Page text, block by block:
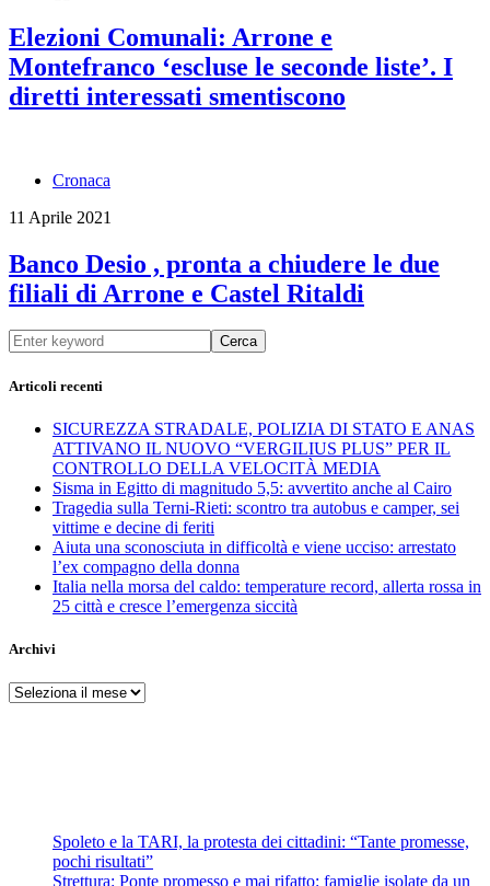
Elezioni Comunali: Arrone e
Montefranco ‘escluse le seconde liste’. I
diretti interessati smentiscono
Cronaca
11 Aprile 2021
Banco Desio , pronta a chiudere le due
filiali di Arrone e Castel Ritaldi
Cerca
Articoli recenti
SICUREZZA STRADALE, POLIZIA DI STATO E ANAS
ATTIVANO IL NUOVO “VERGILIUS PLUS” PER IL
CONTROLLO DELLA VELOCITÀ MEDIA
Sisma in Egitto di magnitudo 5,5: avvertito anche al Cairo
Tragedia sulla Terni-Rieti: scontro tra autobus e camper, sei
vittime e decine di feriti
Aiuta una sconosciuta in difficoltà e viene ucciso: arrestato
l’ex compagno della donna
Italia nella morsa del caldo: temperature record, allerta rossa in
25 città e cresce l’emergenza siccità
Archivi
Archivi
Spoleto e la TARI, la protesta dei cittadini: “Tante promesse,
pochi risultati”
Strettura: Ponte promesso e mai rifatto: famiglie isolate da un